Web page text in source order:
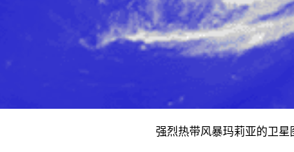
强烈热带风暴玛莉亚的卫星